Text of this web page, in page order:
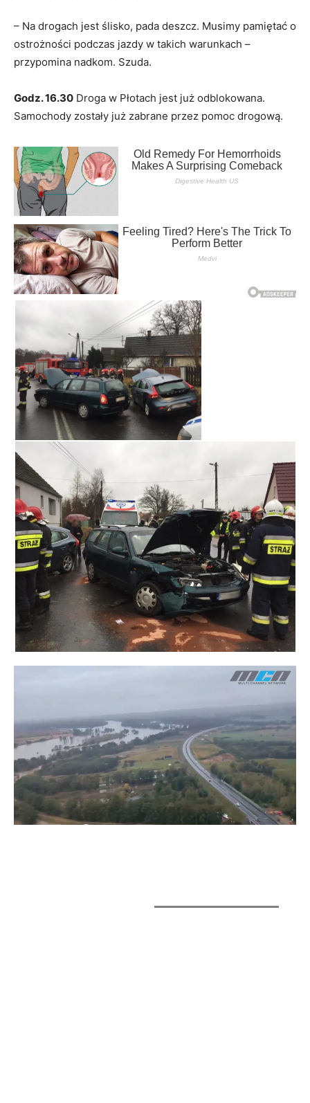
– Na drogach jest ślisko, pada deszcz. Musimy pamiętać o
ostrożności podczas jazdy w takich warunkach –
przypomina nadkom. Szuda.
Godz. 16.30 Droga w Płotach jest już odblokowana.
Samochody zostały już zabrane przez pomoc drogową.